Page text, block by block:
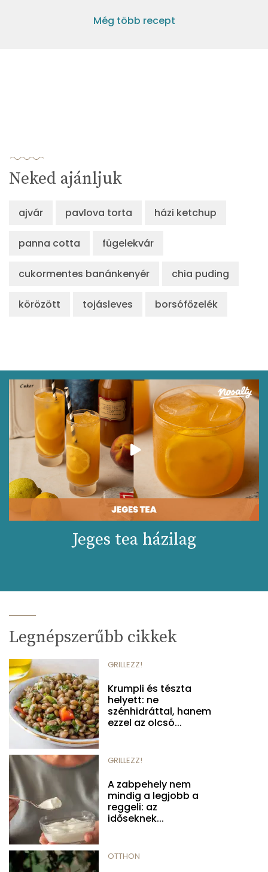
Még több recept
Neked ajánljuk
ajvár pavlova torta házi ketchup
panna cotta fügelekvár
cukormentes banánkenyér chia puding
körözött tojásleves borsófőzelék
Jeges tea házilag
Legnépszerűbb cikkek
GRILLEZZ!
Krumpli és tészta
helyett: ne
szénhidráttal, hanem
ezzel az olcsó...
GRILLEZZ!
A zabpehely nem
mindig a legjobb a
reggeli: az
időseknek...
OTTHON